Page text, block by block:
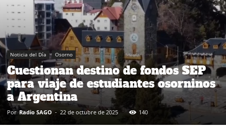
Noticia del Día Osorno
Cuestionan destino de fondos SEP
para viaje de estudiantes osorninos
a Argentina
Por Radio SAGO - 22 de octubre de 2025 140